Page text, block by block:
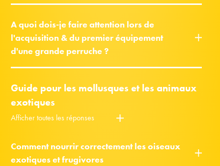
A quoi dois-je faire attention lors de
l'acquisition & du premier équipement
d'une grande perruche ?
Guide pour les mollusques et les animaux
exotiques
Afficher toutes les réponses
Comment nourrir correctement les oiseaux
exotiques et frugivores